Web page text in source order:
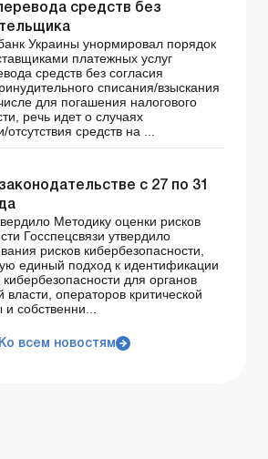
средств без
Украины унормировал порядок
платежных услуг
средств без согласия
списания/взыскания
для погашения налогового
речь идет о случаях
отсутствия средств на ...
с 27 по 31
Методику оценки рисков
Госспецсвязи утвердило
рисков кибербезопасности,
единый подход к идентификации
для органов
власти, операторов критической
собственни...
Ко всем новостям